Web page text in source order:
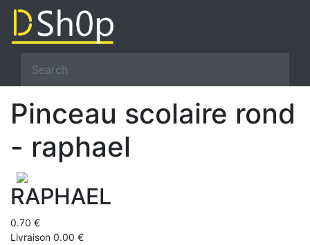
Pinceau scolaire rond
- raphael
RAPHAEL
0.70 €
Livraison 0.00 €